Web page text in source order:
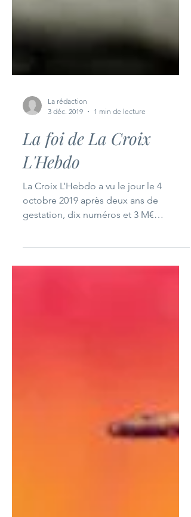
3 déc. 2019
1 min de lecture
La foi de La Croix
L'Hebdo
La Croix L’Hebdo a vu le jour le 4
octobre 2019 après deux ans de
d’investissement, plus gros...